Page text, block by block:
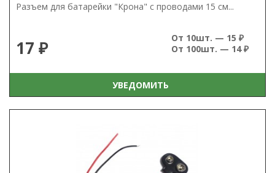
Разъем для батарейки "Крона" с проводами 15 см...
17 ₽
От 10шт. — 15 ₽
От 100шт. — 14 ₽
УВЕДОМИТЬ